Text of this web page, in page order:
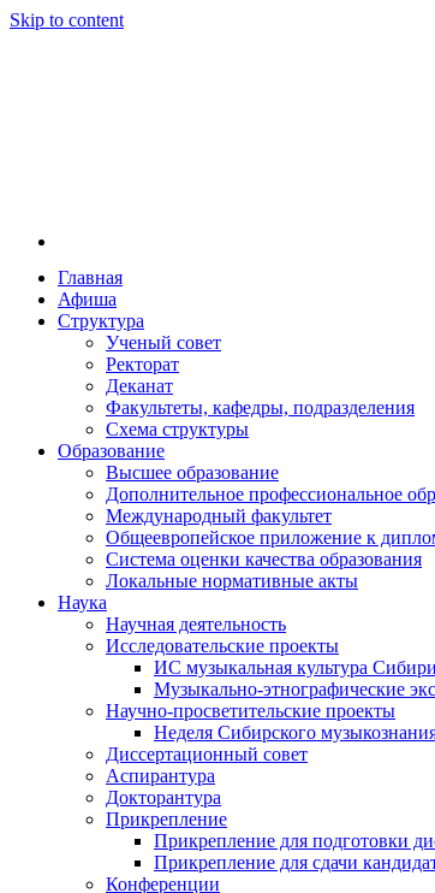
Skip to content
Новосибирская государственная
Новосибирская государственная
году распоряжением совмина РСФСР
заведением в Сибири[2] и до сих пор
Глинки.
Главная
Афиша
Структура
Ученый совет
Ректорат
Деканат
Факультеты, кафедры, подразделения
Схема структуры
Образование
Высшее образование
Дополнительное профессиональное
Международный факультет
Общеевропейское приложение к
Система оценки качества образования
Локальные нормативные акты
Наука
Научная деятельность
Исследовательские проекты
ИС музыкальная культура Сибири
Музыкально-этнографические
Научно-просветительские проекты
Неделя Сибирского
Диссертационный совет
Аспирантура
Докторантура
Прикрепление
Прикрепление для подготовки
Прикрепление для сдачи
Конференции